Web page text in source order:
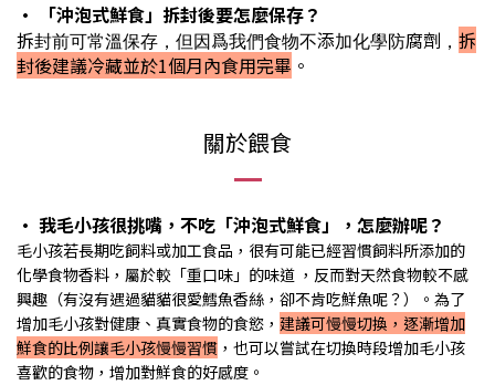
• 「沖泡式鮮食」 拆封後要怎麼保存？
拆封前可常溫保存，但因爲我們食物不添加化學防腐劑， 拆
封後建議冷藏並於1個月內食用完畢 。
關於餵食
• 我毛小孩很挑嘴，不吃 「沖泡式鮮食」 ，怎麼辦呢？
毛小孩若長期吃飼料或加工食品，很有可能已經習慣飼料所添加的
化學食物香料，屬於較「重口味」的味道 ，反而對天然食物較不感
興趣（有沒有遇過貓貓很愛鱈魚香絲，卻不肯吃鮮魚呢？）。為了
增加毛小孩對健康、真實食物的食慾， 建議可慢慢切換，逐漸增加
鮮食的比例讓毛小孩慢慢習慣 ，也可以嘗試在切換時段增加毛小孩
喜歡的食物，增加對鮮食的好感度。